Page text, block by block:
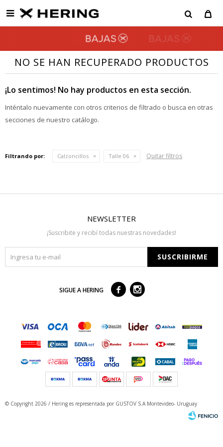

NO SE HAN RECUPERADO PRODUCTOS
¡Lo sentimos! No hay productos en esta sección.
Inténtalo nuevamente con otros criterios de filtrado o busca en otras
secciones de nuestro catálogo.
Filtrando por: Calzoncillos Talle 06 Quitar filtros
NEWSLETTER
¡Suscribite y recibí todas nuestras novedades!
SUSCRIBIRME
SIGUE A HERING  
© Copyright 2026 / Hering es representada por GUSTOV S.A Montevideo- Uruguay